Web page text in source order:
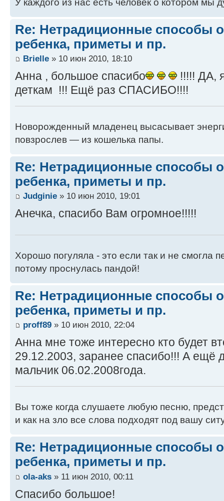
Re: Нетрадиционные способы
ребенка, приметы и пр.
Brielle » 10 июн 2010, 18:10
Анна , большое спасибо
!!!!! ДА,
деткам !!! Ещё раз СПАСИБО!!!!
Новорожденный младенец высасывает
повзрослев — из кошелька папы.
Re: Нетрадиционные способы
ребенка, приметы и пр.
Judginie » 10 июн 2010, 19:01
Анечка, спасибо Вам огромное!!!!!
Хорошо погуляла - это если так и не смогла
потому проснулась пандой!
Re: Нетрадиционные способы
ребенка, приметы и пр.
proff89 » 10 июн 2010, 22:04
Анна мне тоже интересно кто будет
29.12.2003, заранее спасибо!!! А ещё
мальчик 06.02.2008года.
Вы тоже когда слушаете любую песню,
и как на зло все слова подходят под вашу
Re: Нетрадиционные способы
ребенка, приметы и пр.
ola-aks » 11 июн 2010, 00:11
Спасибо большое!